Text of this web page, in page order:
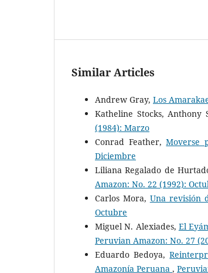
Similar Articles
Andrew Gray, Los
Katheline Stocks, Anthony
(1984): Marzo
Conrad Feather,Moverse
Diciembre
Liliana Regalado de
Amazon: No. 22 (1992):
Carlos Mora, Una revisión
Octubre
Miguel N. Alexiades, El
Peruvian Amazon: No. 27
Eduardo Bedoya,
Amazonía Peruana ,